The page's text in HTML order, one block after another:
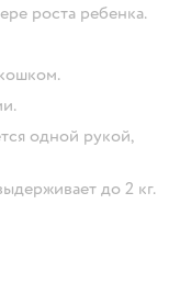
роста ребенка.
одной рукой,
до 2 кг.